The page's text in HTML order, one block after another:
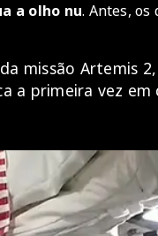
a olho nu. Antes,
missão Artemis
a primeira vez